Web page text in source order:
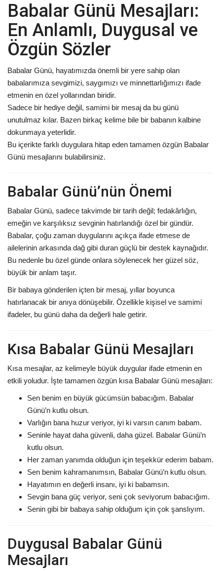
Babalar Günü Mesajları:
En Anlamlı, Duygusal ve
Özgün Sözler
Babalar Günü, hayatımızda önemli bir yere sahip olan
babalarımıza sevgimizi, saygımızı ve minnettarlığımızı ifade
etmenin en özel yollarından biridir.
Sadece bir hediye değil, samimi bir mesaj da bu günü
unutulmaz kılar. Bazen birkaç kelime bile bir babanın kalbine
dokunmaya yeterlidir.
Bu içerikte farklı duygulara hitap eden tamamen özgün Babalar
Günü mesajlarını bulabilirsiniz.
Babalar Günü’nün Önemi
Babalar Günü, sadece takvimde bir tarih değil; fedakârlığın,
emeğin ve karşılıksız sevginin hatırlandığı özel bir gündür.
Babalar, çoğu zaman duygularını açıkça ifade etmese de
ailelerinin arkasında dağ gibi duran güçlü bir destek kaynağıdır.
Bu nedenle bu özel günde onlara söylenecek her güzel söz,
büyük bir anlam taşır.
Bir babaya gönderilen içten bir mesaj, yıllar boyunca
hatırlanacak bir anıya dönüşebilir. Özellikle kişisel ve samimi
ifadeler, bu günü daha da değerli hale getirir.
Kısa Babalar Günü Mesajları
Kısa mesajlar, az kelimeyle büyük duygular ifade etmenin en
etkili yoludur. İşte tamamen özgün kısa Babalar Günü mesajları:
Sen benim en büyük gücümsün babacığım. Babalar
Günü’n kutlu olsun.
Varlığın bana huzur veriyor, iyi ki varsın canım babam.
Seninle hayat daha güvenli, daha güzel. Babalar Günü’n
kutlu olsun.
Her zaman yanımda olduğun için teşekkür ederim babam.
Sen benim kahramanımsın, Babalar Günü’n kutlu olsun.
Hayatımın en değerli insanı, iyi ki babamsın.
Sevgin bana güç veriyor, seni çok seviyorum babacığım.
Senin gibi bir babaya sahip olduğum için çok şanslıyım.
Duygusal Babalar Günü
Mesajları